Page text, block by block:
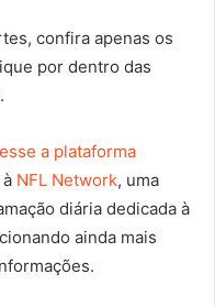
confira apenas os
por dentro das
a plataforma
NFL Network, uma
diária dedicada à
ainda mais